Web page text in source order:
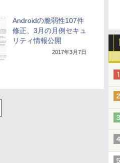
Androidの脆弱性107件
修正、3月の月例セキュ
リティ情報公開
2017年3月7日